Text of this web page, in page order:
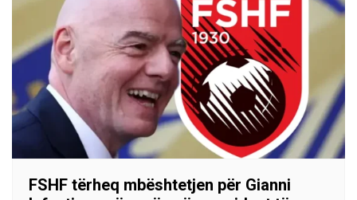
FSHF tërheq mbështetjen për Gianni